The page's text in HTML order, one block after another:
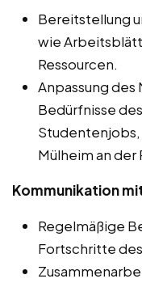
Bereitstellung
wie
Ressourcen.
Anpassung des
Bedürfnisse
Mülheim an der
Kommunikation
Regelmäßige
Fortschritte